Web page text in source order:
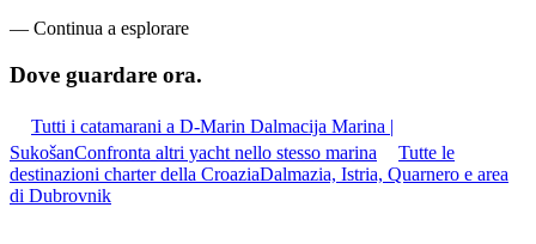
— Continua a esplorare
Dove guardare ora.
Tutti i catamarani a D-Marin Dalmacija Marina |
SukošanConfronta altri yacht nello stesso marina
Tutte le
destinazioni charter della CroaziaDalmazia, Istria, Quarnero e area
di Dubrovnik